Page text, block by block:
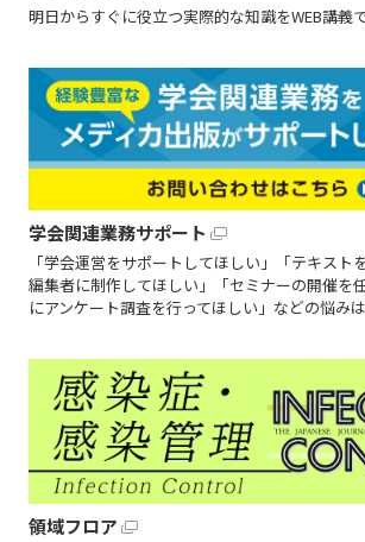
明日からすぐに役立つ実際的な知識をWEB講義
学会関連業務サポート
「学会運営をサポートしてほしい」「テキスト
編集者に制作してほしい」「セミナーの開催を
にアンケート調査を行ってほしい」などの悩み
領域フロア